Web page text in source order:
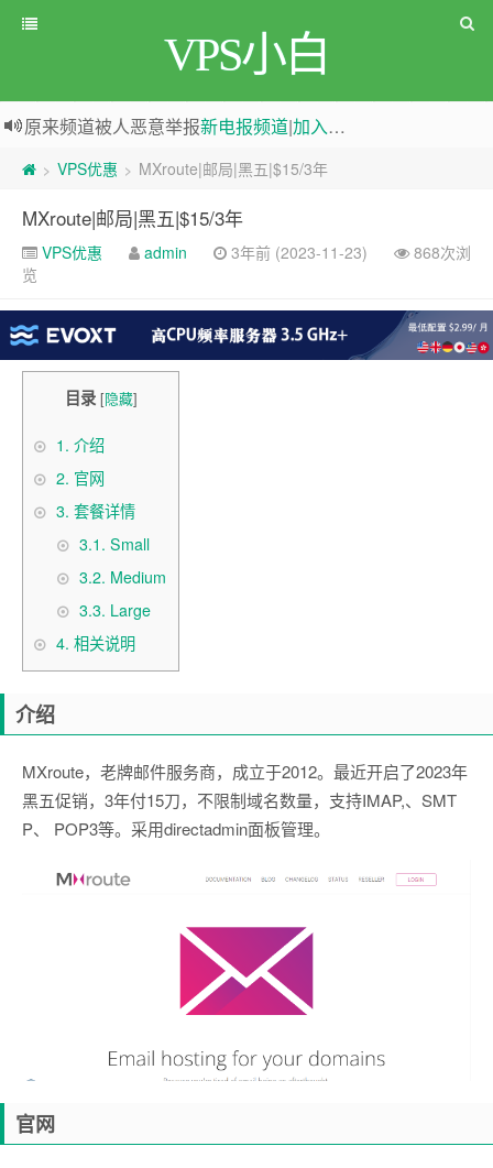
VPS小白
原来频道被人恶意举报新电报频道|加入电报群
greenwebpage|香港|日本|新加坡|美国等多地vps测评|移动直连|1Gbps带宽|年付€29
> VPS优惠 > MXroute|邮局|黑五|$15/3年
MXroute|邮局|黑五|$15/3年
VPS优惠 admin 3年前 (2023-11-23)
868次浏
览
目录 [隐藏]
1. 介绍
2. 官网
3. 套餐详情
3.1. Small
3.2. Medium
3.3. Large
4. 相关说明
介绍
MXroute，老牌邮件服务商，成立于2012。最近开启了2023年
黑五促销，3年付15刀，不限制域名数量，支持IMAP,、SMT
P、 POP3等。采用directadmin面板管理。
官网